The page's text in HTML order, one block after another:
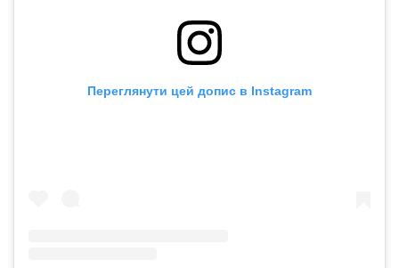
Переглянути цей допис в Instagram